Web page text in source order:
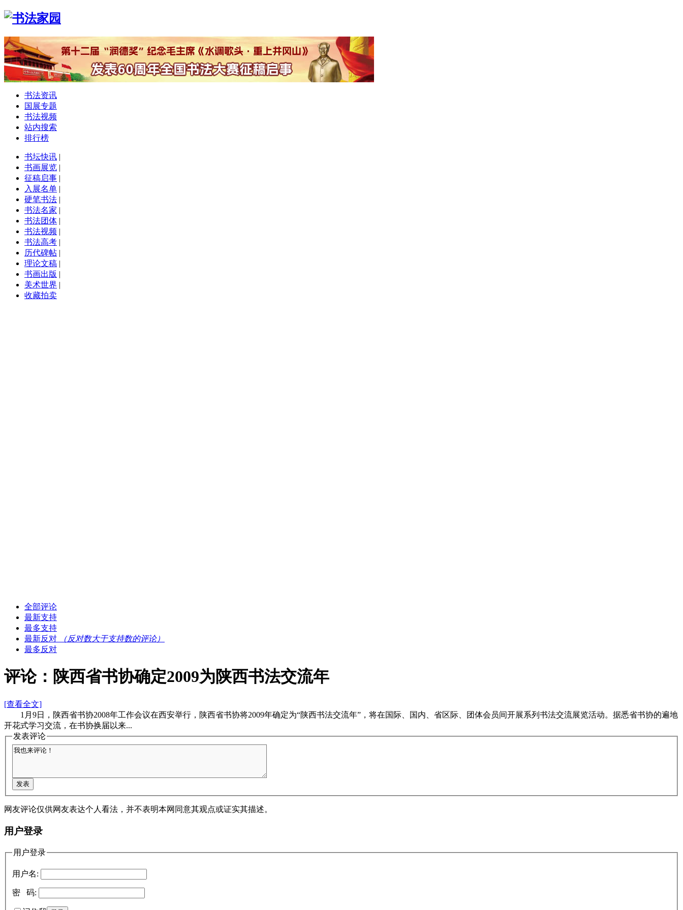
书法资讯
国展专题
书法视频
站内搜索
排行榜
书坛快讯 |
书画展览 |
征稿启事 |
入展名单 |
硬笔书法 |
书法名家 |
书法团体 |
书法视频 |
书法高考 |
历代碑帖 |
理论文稿 |
书画出版 |
美术世界 |
收藏拍卖
全部评论
最新支持
最多支持
最新反对
（反对数大于支持数的评论）
最多反对
评论：陕西省书协确定2009为陕西书法交流年
[查看全文]
1月9日，陕西省书协2008年工作会议在西安举行，陕西省书协将2009年确定为“陕西书法交流年”，将在国际、国内、省区际、团体会员间开展系列书法交流展览活动。据悉省书协的遍地
开花式学习交流，在书协换届以来...
发表评论
网友评论仅供网友表达个人看法，并不表明本网同意其观点或证实其描述。
用户登录
用户登录
用户名:
密 码: